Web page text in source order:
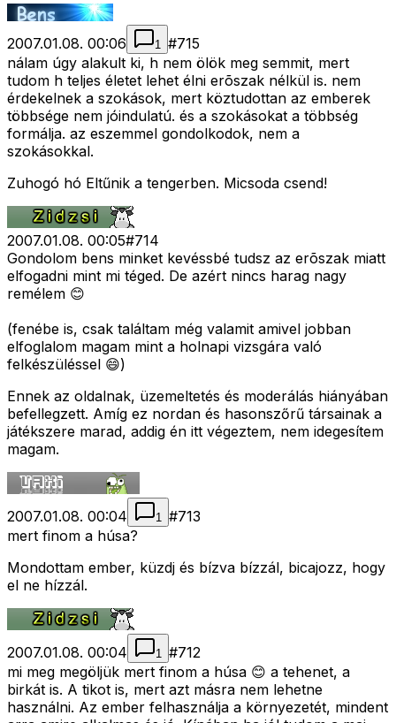
2007.01.08. 00:06 1 #715
nálam úgy alakult ki, h nem ölök meg semmit, mert
tudom h teljes életet lehet élni erõszak nélkül is. nem
érdekelnek a szokások, mert köztudottan az emberek
többsége nem jóindulatú. és a szokásokat a többség
formálja. az eszemmel gondolkodok, nem a
szokásokkal.
Zuhogó hó Eltűnik a tengerben. Micsoda csend!
2007.01.08. 00:05#714
Gondolom bens minket kevéssbé tudsz az erõszak miatt
elfogadni mint mi téged. De azért nincs harag nagy
remélem 😊
(fenébe is, csak találtam még valamit amivel jobban
elfoglalom magam mint a holnapi vizsgára való
felkészüléssel 😄)
Ennek az oldalnak, üzemeltetés és moderálás hiányában
befellegzett. Amíg ez nordan és hasonszőrű társainak a
játékszere marad, addig én itt végeztem, nem idegesítem
magam.
2007.01.08. 00:04 1 #713
mert finom a húsa?
Mondottam ember, küzdj és bízva bízzál, bicajozz, hogy
el ne hízzál.
2007.01.08. 00:04 1 #712
mi meg megöljük mert finom a húsa 😊 a tehenet, a
birkát is. A tikot is, mert azt másra nem lehetne
használni. Az ember felhasználja a környezetét, mindent